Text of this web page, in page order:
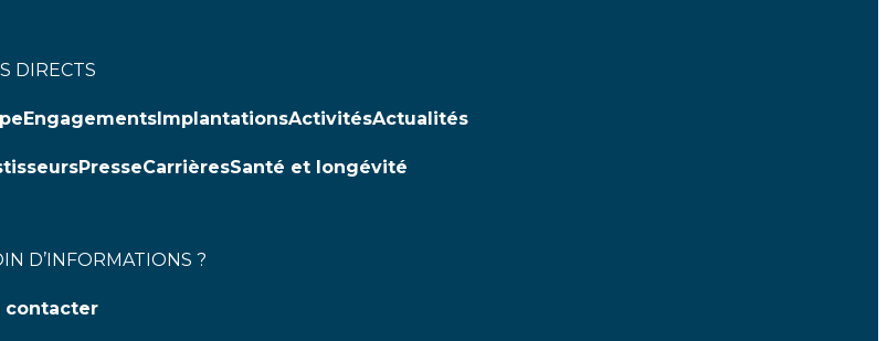
DIRECTS
EngagementsImplantationsActivitésActualités
PresseCarrièresSanté et longévité
D’INFORMATIONS ?
contacter